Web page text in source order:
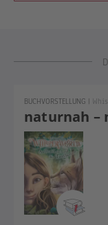
naturnah –
BUCHVORSTELLUNG |